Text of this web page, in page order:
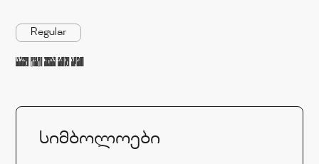
Regular
სასურველი ტექსტი შეიყვანე ქართული ასოებით
სიმბოლოები